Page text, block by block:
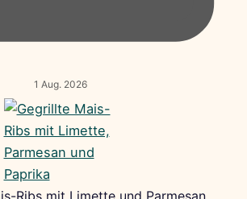
1 Aug. 2026
Ribs mit Limette und Parmesan